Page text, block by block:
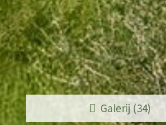
Galerij (34)